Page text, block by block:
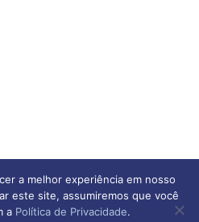
a melhor experiência em nosso
este site, assumiremos que você
a Política de Privacidade.